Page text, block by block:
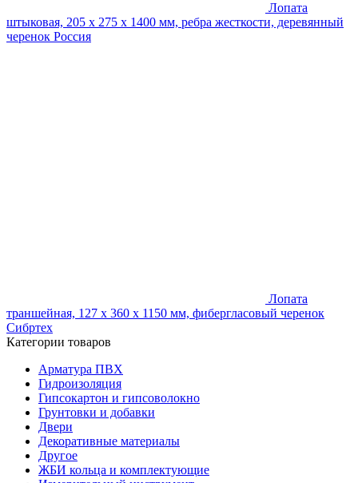
Лопата
штыковая, 205 x 275 x 1400 мм, ребра жесткости, деревянный
черенок Россия
Лопата
траншейная, 127 x 360 x 1150 мм, фибергласовый черенок
Сибртех
Категории товаров
Арматура ПВХ
Гидроизоляция
Гипсокартон и гипсоволокно
Грунтовки и добавки
Двери
Декоративные материалы
Другое
ЖБИ кольца и комплектующие